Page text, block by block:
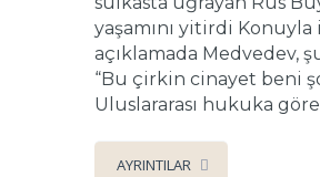
yaşamını yitirdi Konuyla
açıklamada Medvedev,
“Bu çirkin cinayet beni
Uluslararası hukuka
AYRINTILAR